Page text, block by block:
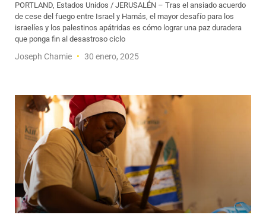
PORTLAND, Estados Unidos / JERUSALÉN – Tras el ansiado acuerdo
de cese del fuego entre Israel y Hamás, el mayor desafío para los
israelíes y los palestinos apátridas es cómo lograr una paz duradera
que ponga fin al desastroso ciclo
Joseph Chamie 30 enero, 2025